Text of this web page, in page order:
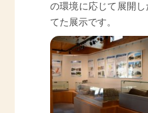
の環境に応じて展開
てた展示です。